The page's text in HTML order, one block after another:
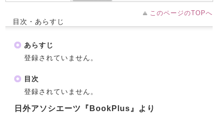
このページのTOPへ
目次・あらすじ
あらすじ
登録されていません。
目次
登録されていません。
日外アソシエーツ『BookPlus』より